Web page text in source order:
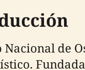
Nacional de